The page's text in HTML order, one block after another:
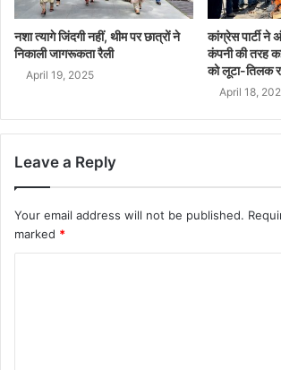
नशा त्यागे जिंदगी नहीं, थीम पर छात्रों ने
निकाली जागरूकता रैली
April 19, 2025
कांग्रेस पार्टी ने
कंपनी की तरह
को लूटा-तिलक
April 18,
Leave a Reply
Your email address will not be published.
marked *